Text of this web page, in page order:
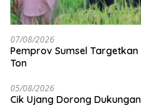
07/08/2026
Pemprov Sumsel
Ton
05/08/2026
Cik Ujang Dorong